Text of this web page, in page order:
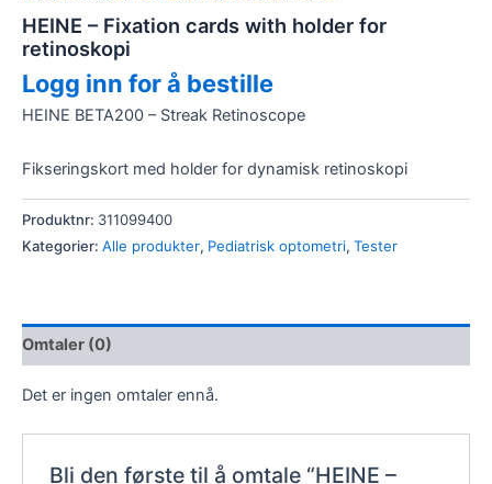
HEINE – Fixation cards with holder for
retinoskopi
Logg inn for å bestille
HEINE BETA200 – Streak Retinoscope
Fikseringskort med holder for dynamisk retinoskopi
Produktnr: 311099400
Kategorier: Alle produkter, Pediatrisk optometri, Tester
Omtaler (0)
Det er ingen omtaler ennå.
Bli den første til å omtale “HEINE –